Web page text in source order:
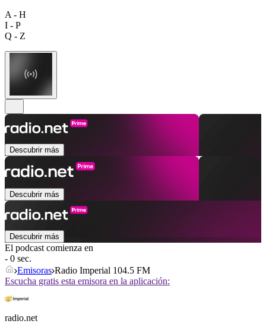
A - H
I - P
Q - Z
Descubrir más
Descubrir más
Descubrir más
El podcast comienza en
- 0 sec.
Emisoras Radio Imperial 104.5 FM
Escucha gratis esta emisora en la aplicación:
radio.net